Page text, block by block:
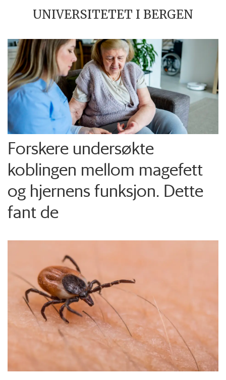
UNIVERSITETET I BERGEN
Forskere undersøkte
koblingen mellom magefett
og hjernens funksjon. Dette
fant de